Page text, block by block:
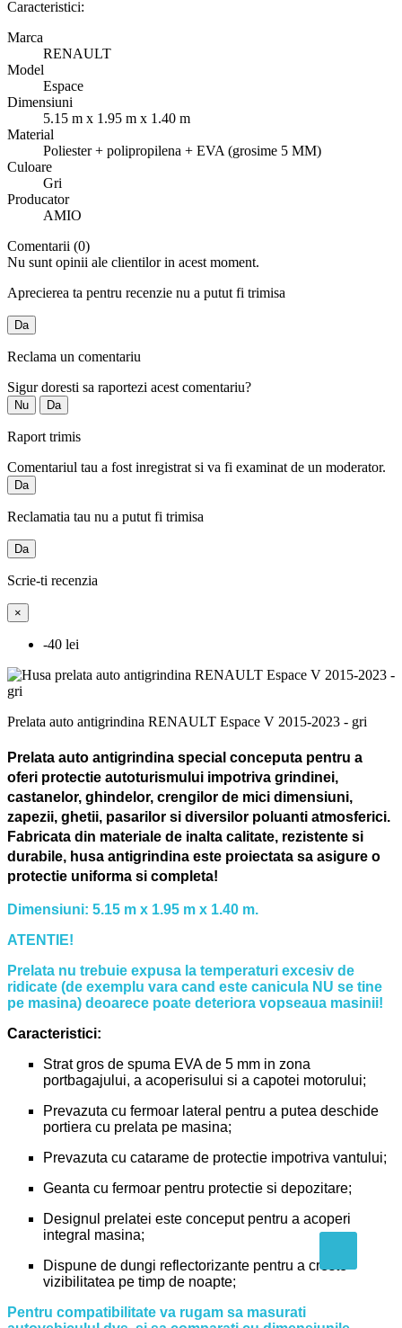
Caracteristici:
Marca
RENAULT
Model
Espace
Dimensiuni
5.15 m x 1.95 m x 1.40 m
Material
Poliester + polipropilena + EVA (grosime 5 MM)
Culoare
Gri
Producator
AMIO
Comentarii (0)
Nu sunt opinii ale clientilor in acest moment.
Aprecierea ta pentru recenzie nu a putut fi trimisa
Da
Reclama un comentariu
Sigur doresti sa raportezi acest comentariu?
Nu Da
Raport trimis
Comentariul tau a fost inregistrat si va fi examinat de un moderator.
Da
Reclamatia tau nu a putut fi trimisa
Da
Scrie-ti recenzia
×
-40 lei
Prelata auto antigrindina RENAULT Espace V 2015-2023 - gri
Prelata auto antigrindina special conceputa pentru a
oferi protectie autoturismului impotriva grindinei,
castanelor, ghindelor, crengilor de mici dimensiuni,
zapezii, ghetii, pasarilor si diversilor poluanti atmosferici.
Fabricata din materiale de inalta calitate, rezistente si
durabile, husa antigrindina este proiectata sa asigure o
protectie uniforma si completa!
Dimensiuni: 5.15 m x 1.95 m x 1.40 m.
ATENTIE!
Prelata nu trebuie expusa la temperaturi excesiv de
ridicate (de exemplu vara cand este canicula NU se tine
pe masina) deoarece poate deteriora vopseaua masinii!
Caracteristici:
Strat gros de spuma EVA de 5 mm in zona
portbagajului, a acoperisului si a capotei motorului;
Prevazuta cu fermoar lateral pentru a putea deschide
portiera cu prelata pe masina;
Prevazuta cu catarame de protectie impotriva vantului;
Geanta cu fermoar pentru protectie si depozitare;
Designul prelatei este conceput pentru a acoperi
integral masina;
Dispune de dungi reflectorizante pentru a creste
vizibilitatea pe timp de noapte;
Pentru compatibilitate va rugam sa masurati